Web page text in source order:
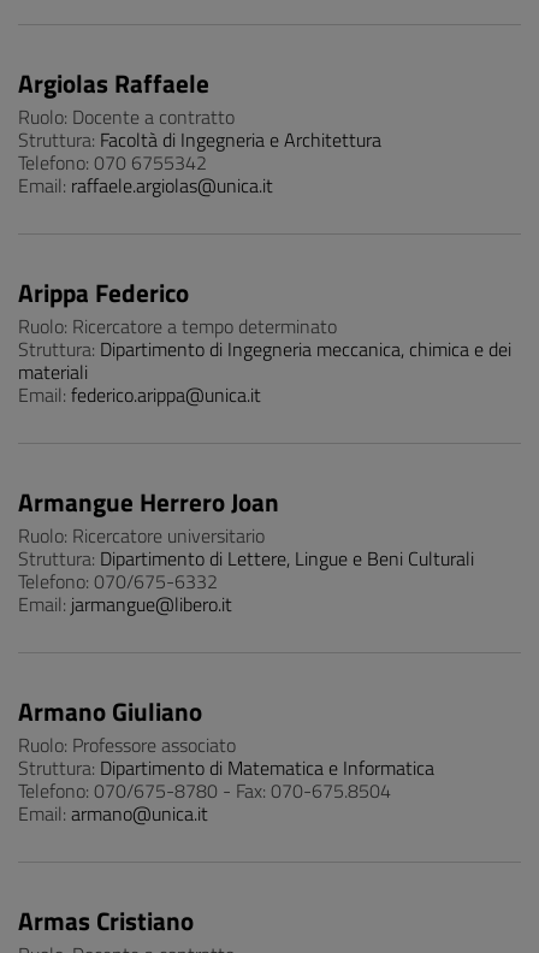
Argiolas Raffaele
Ruolo: Docente a contratto
Struttura: Facoltà di Ingegneria e Architettura
Telefono: 070 6755342
Email: raffaele.argiolas@unica.it
Arippa Federico
Ruolo: Ricercatore a tempo determinato
Struttura: Dipartimento di Ingegneria meccanica, chimica e dei
materiali
Email: federico.arippa@unica.it
Armangue Herrero Joan
Ruolo: Ricercatore universitario
Struttura: Dipartimento di Lettere, Lingue e Beni Culturali
Telefono: 070/675-6332
Email: jarmangue@libero.it
Armano Giuliano
Ruolo: Professore associato
Struttura: Dipartimento di Matematica e Informatica
Telefono: 070/675-8780 - Fax: 070-675.8504
Email: armano@unica.it
Armas Cristiano